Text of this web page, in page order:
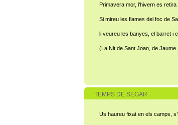
Primavera mor, l'hivern es retira
Si mireu les flames del foc de
li veureu les banyes, el barret i
(La Nit de Sant Joan, de Jaume
TEMPS DE SEGAR
Us haureu fixat en els camps,